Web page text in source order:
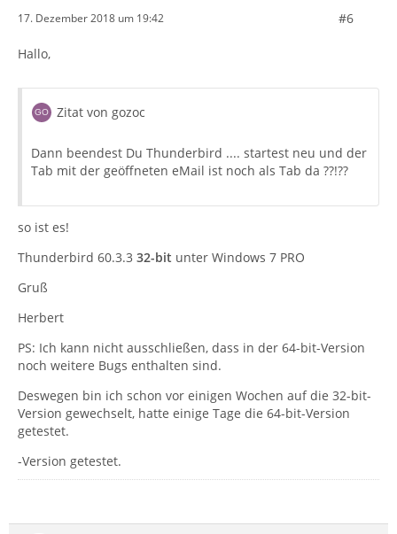
17. Dezember 2018 um 19:42 #6
Hallo,
Zitat von gozoc
Dann beendest Du Thunderbird .... startest neu und der
Tab mit der geöffneten eMail ist noch als Tab da ??!??
so ist es!
Thunderbird 60.3.3 32-bit unter Windows 7 PRO
Gruß
Herbert
PS: Ich kann nicht ausschließen, dass in der 64-bit-Version
noch weitere Bugs enthalten sind.
Deswegen bin ich schon vor einigen Wochen auf die 32-bit-
Version gewechselt, hatte einige Tage die 64-bit-Version
getestet.
-Version getestet.